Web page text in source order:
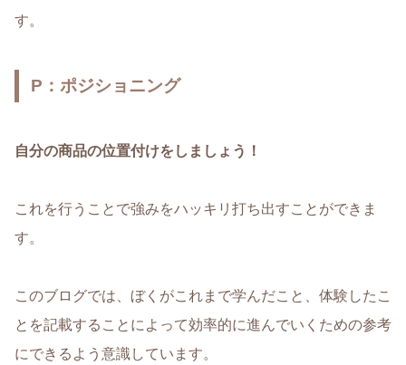
す。
P：ポジショニング
自分の商品の位置付けをしましょう！
これを行うことで強みをハッキリ打ち出すことができま
す。
このブログでは、ぼくがこれまで学んだこと、体験したこ
とを記載することによって効率的に進んでいくための参考
にできるよう意識しています。